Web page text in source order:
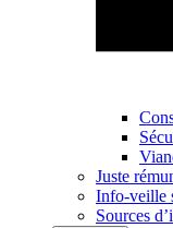
Juste
Info-veille
Sources